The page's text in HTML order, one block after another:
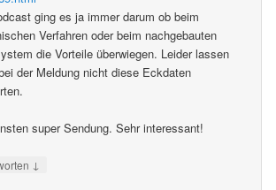
ging es ja immer darum ob beim
Verfahren oder beim nachgebauten
die Vorteile überwiegen. Leider lassen
der Meldung nicht diese Eckdaten
super Sendung. Sehr interessant!
↓